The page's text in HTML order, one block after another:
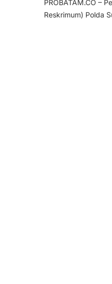
PROBATAM.CO –
Reskrimum) Polda